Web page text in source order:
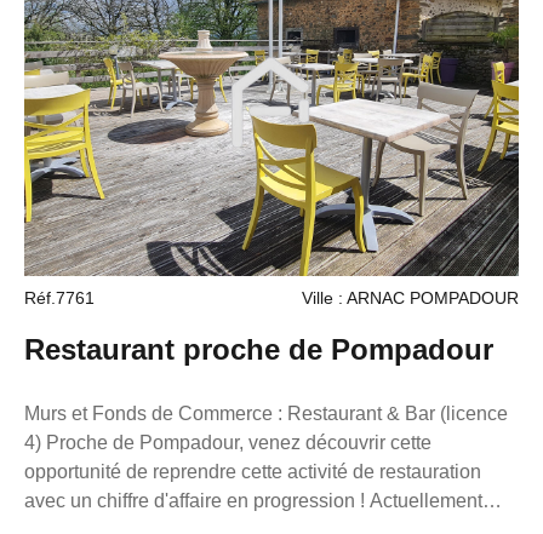
Réf.7761 Ville : ARNAC POMPADOUR
Restaurant proche de Pompadour
Murs et Fonds de Commerce : Restaurant & Bar (licence
4) Proche de Pompadour, venez découvrir cette
opportunité de reprendre cette activité de restauration
avec un chiffre d'affaire en progression ! Actuellement